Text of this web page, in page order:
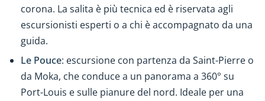
corona. La salita è più tecnica ed è riservata agli
escursionisti esperti o a chi è accompagnato da una
guida.
Le Pouce: escursione con partenza da Saint-Pierre o
da Moka, che conduce a un panorama a 360° su
Port-Louis e sulle pianure del nord. Ideale per una